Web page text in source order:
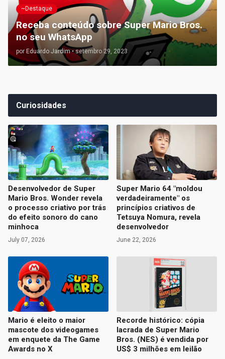
~Destaque
Receba conteúdo sobre Super Mario Bros.
no seu WhatsApp
por Eduardo Jardim • setembro 29, 2023
Curiosidades
Desenvolvedor de Super
Mario Bros. Wonder revela
o processo criativo por trás
do efeito sonoro do cano
minhoca
July 07, 2026
Super Mario 64 "moldou
verdadeiramente" os
princípios criativos de
Tetsuya Nomura, revela
desenvolvedor
June 22, 2026
Mario é eleito o maior
mascote dos videogames
em enquete da The Game
Awards no X
Recorde histórico: cópia
lacrada de Super Mario
Bros. (NES) é vendida por
US$ 3 milhões em leilão